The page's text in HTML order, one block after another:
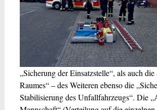
„Sicherung der Einsatzstelle“, als auch
Raumes“ – des Weiteren ebenso die
Stabilisierung des Unfallfahrzeugs“. Die